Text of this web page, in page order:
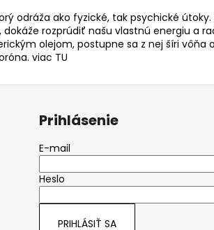
odráža ako fyzické, tak psychické
rozprúdiť našu vlastnú energiu a
olejom, postupne sa z nej šíri
viac TU
Prihlásenie
E-mail
Heslo
PRIHLÁSIŤ SA